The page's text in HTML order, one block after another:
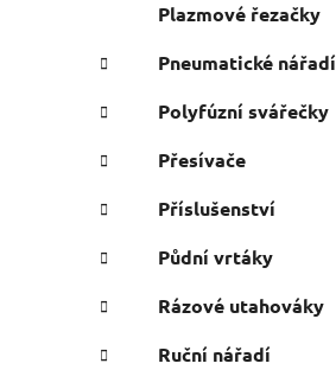
Plazmové řezačky
Pneumatické nářadí
Polyfúzní svářečky
Přesívače
Příslušenství
Půdní vrtáky
Rázové utahováky
Ruční nářadí